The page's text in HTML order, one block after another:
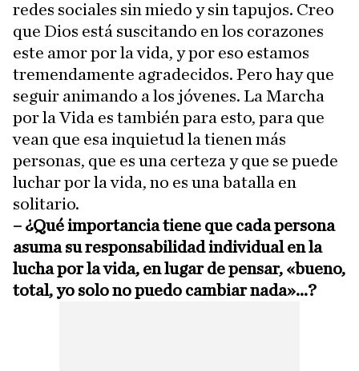
redes sociales sin miedo y sin tapujos. Creo
que Dios está suscitando en los corazones
este amor por la vida, y por eso estamos
tremendamente agradecidos. Pero hay que
seguir animando a los jóvenes. La Marcha
por la Vida es también para esto, para que
vean que esa inquietud la tienen más
personas, que es una certeza y que se puede
luchar por la vida, no es una batalla en
solitario.
– ¿Qué importancia tiene que cada persona
asuma su responsabilidad individual en la
lucha por la vida, en lugar de pensar, «bueno,
total, yo solo no puedo cambiar nada»...?